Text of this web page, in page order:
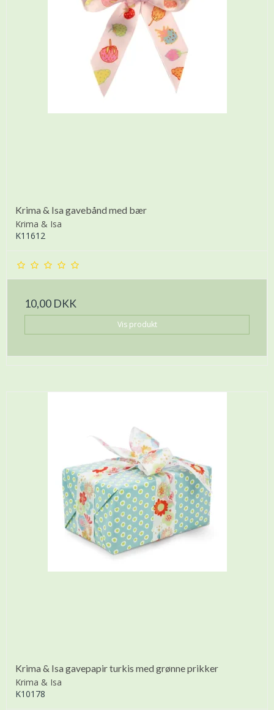
Krima & Isa gavebånd med bær
Krima & Isa
K11612
10,00 DKK
Vis produkt
Krima & Isa gavepapir turkis med grønne prikker
Krima & Isa
K10178